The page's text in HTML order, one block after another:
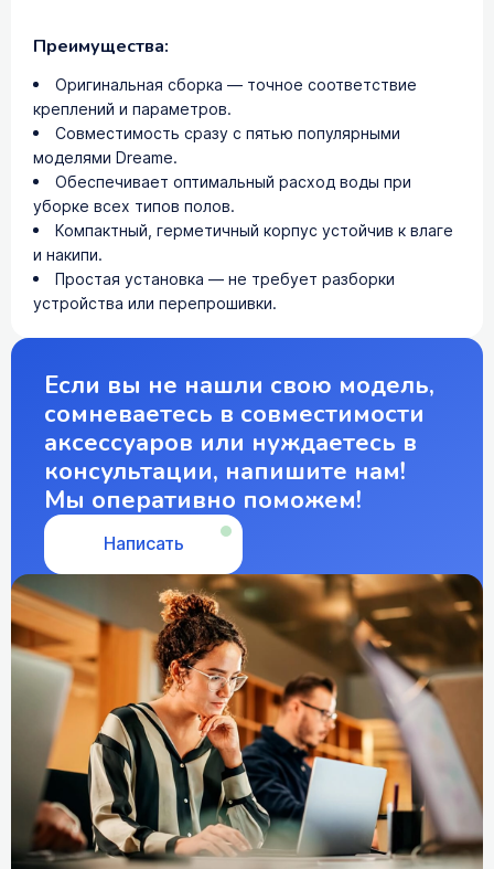
Преимущества:
Оригинальная сборка — точное соответствие
креплений и параметров.
Совместимость сразу с пятью популярными
моделями Dreame.
Обеспечивает оптимальный расход воды при
уборке всех типов полов.
Компактный, герметичный корпус устойчив к влаге
и накипи.
Простая установка — не требует разборки
устройства или перепрошивки.
Если вы не нашли свою модель,
сомневаетесь в совместимости
аксессуаров или нуждаетесь в
консультации, напишите нам!
Мы оперативно поможем!
Написать